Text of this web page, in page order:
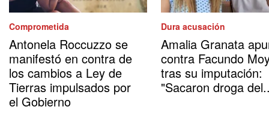
Comprometida
Antonela Roccuzzo se
manifestó en contra de
los cambios a Ley de
Tierras impulsados por
el Gobierno
Dura acusación
Amalia Granata
contra Facundo
tras su imputación:
"Sacaron droga